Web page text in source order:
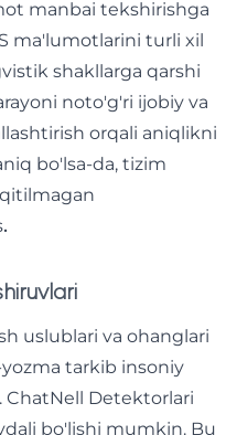
manbai tekshirishga
ma'lumotlarini turli xil
shakllarga qarshi
noto'g'ri ijobiy va
orqali aniqlikni
bo'lsa-da, tizim
.
uslublari va ohanglari
tarkib insoniy
ChatNell Detektorlari
bo'lishi mumkin. Bu